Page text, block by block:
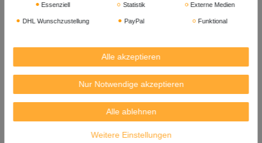
Zutaten: grüner Tee 98%, Jasminblüten 2%
Mindestens Haltbar bis: 31. 08. 2028
Trocken und dunkel lagern.
Herkunft: China
Hersteller / PRODUCED BY:
Fujian Blue Lake Foods Co., Ltd
Essenziell Statistik Externe Medien
DHL Wunschzustellung PayPal Funktional
Alle akzeptieren
Nur Notwendige akzeptieren
Alle ablehnen
Weitere Einstellungen